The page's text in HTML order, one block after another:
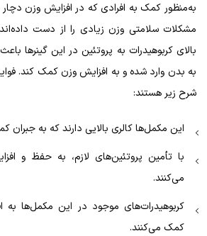
به‌منظور کمک به افرادی که در افزایش وزن
مشکلات سلامتی وزن زیادی را از دست
بالای کربوهیدرات به پروتئین در این گینرها
به بدن وارد شده و به افزایش وزن کمک کند.
شرح زیر هستند:
این مکمل‌ها کالری بالایی دارند که به
با تأمین پروتئین‌های لازم، به حفظ و
می‌کنند.
کربوهیدرات‌های موجود در این مکمل‌ها
کمک می‌کنند.